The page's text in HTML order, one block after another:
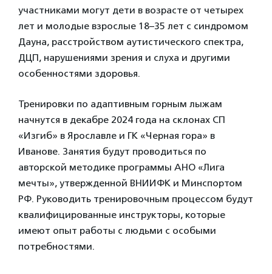
участниками могут дети в возрасте от четырех
лет и молодые взрослые 18–35 лет с синдромом
Дауна, расстройством аутистического спектра,
ДЦП, нарушениями зрения и слуха и другими
особенностями здоровья.
Тренировки по адаптивным горным лыжам
начнутся в декабре 2024 года на склонах СП
«Изгиб» в Ярославле и ГК «Черная гора» в
Иванове. Занятия будут проводиться по
авторской методике программы АНО «Лига
мечты», утвержденной ВНИИФК и Минспортом
РФ. Руководить тренировочным процессом будут
квалифицированные инструкторы, которые
имеют опыт работы с людьми с особыми
потребностями.